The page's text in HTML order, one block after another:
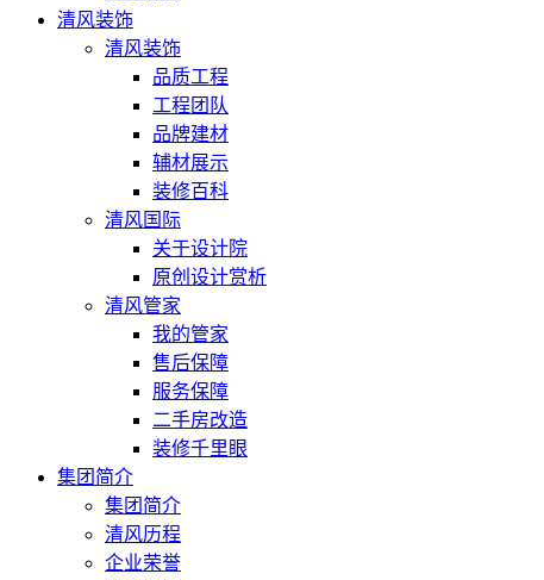
清风装饰
清风装饰
品质工程
工程团队
品牌建材
辅材展示
装修百科
清风国际
关于设计院
原创设计赏析
清风管家
我的管家
售后保障
服务保障
二手房改造
装修千里眼
集团简介
集团简介
清风历程
企业荣誉